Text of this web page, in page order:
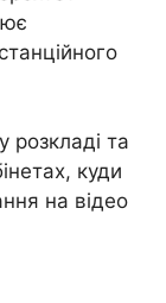
розкладі та
куди
на відео